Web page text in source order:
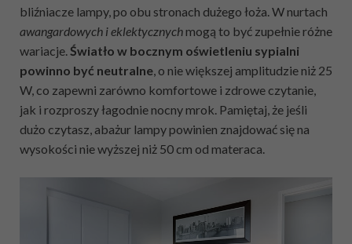
bliźniacze lampy, po obu stronach dużego łoża. W nurtach
awangardowych i eklektycznychmogą to być zupełnie różne
wariacje.Światło w bocznym oświetleniu sypialni
powinno być neutralne, o nie większej amplitudzie niż 25
W, co zapewni zarówno komfortowe i zdrowe czytanie,
jak i rozproszy łagodnie nocny mrok. Pamiętaj, że jeśli
dużo czytasz, abażur lampy powinien znajdować się na
wysokości nie wyższej niż 50 cm od materaca.